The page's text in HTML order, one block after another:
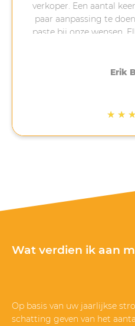
verkoper. Een aantal
paar aanpassing te
paste bij onze wensen.
gemaakt om te
Ook het installeren is
veel bedrijven dan
op korte termijn
installeren met
maanden, zijn de 5
Erik
★ ★ ★
Wat verdien ik aan
Op basis van uw jaarlijkse
schatting geven van het